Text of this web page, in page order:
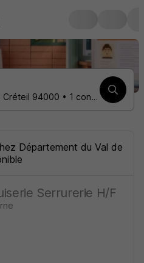
Chef d'équipe menuiserie • Créteil 94000 • 1 contrat
Département du Val de
Serrurerie H/F